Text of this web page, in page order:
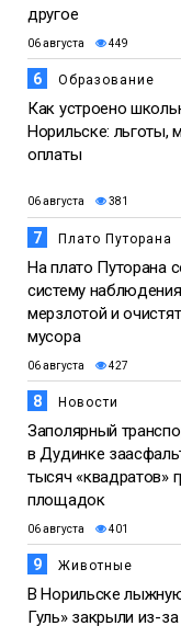
другое
06 августа 449
6 Образование
Как устроено
Норильске: льготы,
оплаты
06 августа 381
7 Плато Путорана
На плато Путорана
систему
мерзлотой и
мусора
06 августа 427
8 Новости
Заполярный
в Дудинке
тысяч «квадратов»
площадок
06 августа 401
9 Животные
В Норильске
Гуль» закрыли из-